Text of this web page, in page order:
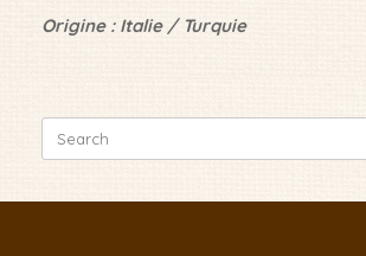
Origine : Italie / Turquie
for: